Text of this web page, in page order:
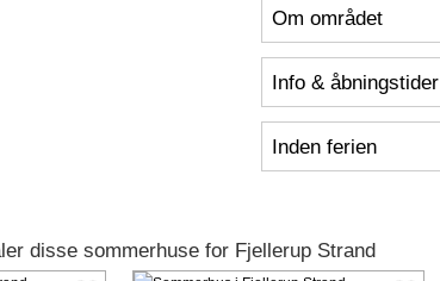
Om området
Info & åbningstider
Inden ferien
disse sommerhuse for Fjellerup Strand